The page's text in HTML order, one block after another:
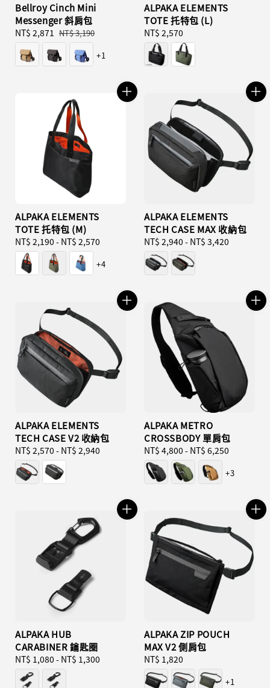
Bellroy Cinch Mini
Messenger 斜肩包
Sale
price
NT$ 2,871 Regular
price
NT$ 3,190
+1
ALPAKA ELEMENTS
TOTE 托特包 (L)
Regular
price
NT$ 2,570
ALPAKA ELEMENTS
TOTE 托特包 (M)
Regular
price
NT$ 2,190 - NT$ 2,570
+4
ALPAKA ELEMENTS
TECH CASE MAX 收納包
Regular
price
NT$ 2,940 - NT$ 3,420
ALPAKA ELEMENTS
TECH CASE V2 收納包
Regular
price
NT$ 2,570 - NT$ 2,940
ALPAKA METRO
CROSSBODY 單肩包
Regular
price
NT$ 4,800 - NT$ 6,250
+3
ALPAKA HUB
CARABINER 鑰匙圈
Regular
price
NT$ 1,080 - NT$ 1,300
ALPAKA ZIP POUCH
MAX V2 側肩包
Regular
price
NT$ 1,820
+1